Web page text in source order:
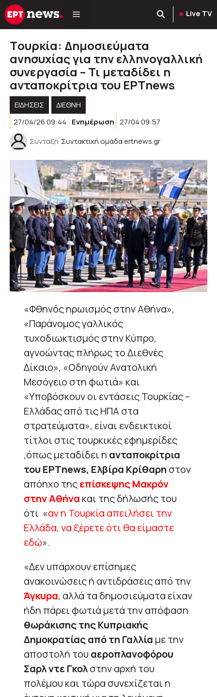
Μετάβαση
σε
Live TV
Tουρκία: Δημοσιεύματα
ανησυχίας για την ελληνογαλλική
συνεργασία – Τι μεταδίδει η
ανταποκρίτρια του ΕΡΤnews
ΕΙΔΗΣΕΙΣ
ΔΙΕΘΝΗ
27/04/26 09:44
Ενημέρωση 27/04 09:57
Σύνταξη Συντακτική ομάδα ertnews.gr
«Φθηνός ηρωισμός στην Αθήνα»,
«Παράνομος γαλλικός
τυχοδιωκτισμός στην Κύπρο,
αγνοώντας πλήρως το Διεθνές
Δίκαιο», «Οδηγούν Ανατολική
Μεσόγειο στη φωτιά» και
«Υποβόσκουν οι εντάσεις Τουρκίας –
Ελλάδας από τις ΗΠΑ στα
στρατεύματα», είναι ενδεικτικοί
τίτλοι στις τουρκικές εφημερίδες
,όπως μεταδίδει η ανταποκρίτρια
του ΕΡΤnews, Ελβίρα Κρίθαρη στον
απόηχο τηςεπίσκεψης Μακρόν
στην Αθήνα και της δήλωσής του
ότι «αν η Τουρκία απειλήσει την
Ελλάδα, να ξέρετε ότι θα είμαστε
εδώ».
«Δεν υπάρχουν επίσημες
ανακοινώσεις ή αντιδράσεις από την
Άγκυρα, αλλά τα δημοσιεύματα είχαν
ήδη πάρει φωτιά μετά την απόφαση
θωράκισης της Κυπριακής
Δημοκρατίας από τη Γαλλία με την
αποστολή του αεροπλανοφόρου
Σαρλ ντε Γκολστην αρχή του
πολέμου και τώρα συνεχίζεται η